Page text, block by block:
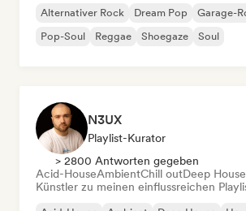
Alternativer Rock Dream Pop Garage-
Pop-Soul
Reggae Shoegaze Soul
N3UX
Playlist-Kurator
> 2800 Antworten gegeben
Acid-HouseAmbientChill outDeep House
Künstler zu meinen einflussreichen